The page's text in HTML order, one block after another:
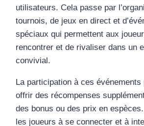
utilisateurs. Cela passe par
tournois, de jeux en direct et
spéciaux qui permettent aux
rencontrer et de rivaliser dans un
convivial.
La participation à ces événements
offrir des récompenses
des bonus ou des prix en
les joueurs à se connecter et à